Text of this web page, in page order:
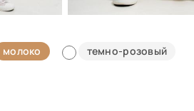
молоко темно-розовый